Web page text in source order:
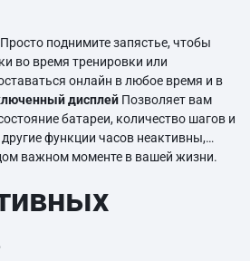
поднимите запястье, чтобы
во время тренировки или
онлайн в любое время и в
дисплей Позволяет вам
батареи, количество шагов и
функции часов неактивны,
важном моменте в вашей жизни.